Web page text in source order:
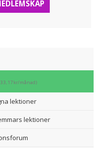
månad)
lektioner
lektioner